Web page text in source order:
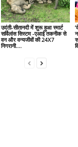
उदंती-सीतानदी में शुरू हुआ स्मार्ट
सर्विलांस सिस्टम -एआई तकनीक से
वन और वन्यजीवों की 24X7
निगरानी….